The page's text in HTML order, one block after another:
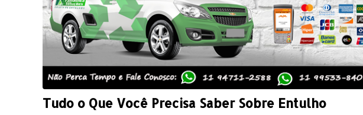
Tudo o Que Você Precisa Saber Sobre Entulho